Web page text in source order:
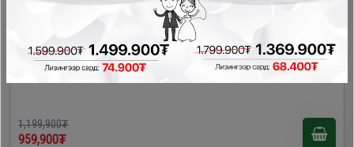
Bravo 60х60х85 керамик плитка /F6SFC31E4ME-CS/
Керамик плитка , Цахилгаан зуух
1,199,900₮
959,900₮